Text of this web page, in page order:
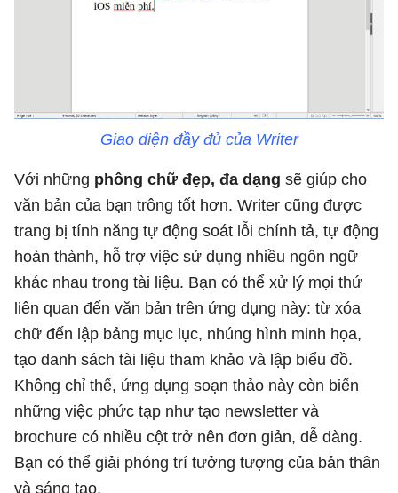
Giao diện đầy đủ của Writer
Với những phông chữ đẹp, đa dạng sẽ giúp cho
văn bản của bạn trông tốt hơn. Writer cũng được
trang bị tính năng tự động soát lỗi chính tả, tự động
hoàn thành, hỗ trợ việc sử dụng nhiều ngôn ngữ
khác nhau trong tài liệu. Bạn có thể xử lý mọi thứ
liên quan đến văn bản trên ứng dụng này: từ xóa
chữ đến lập bảng mục lục, nhúng hình minh họa,
tạo danh sách tài liệu tham khảo và lập biểu đồ.
Không chỉ thế, ứng dụng soạn thảo này còn biến
những việc phức tạp như tạo newsletter và
brochure có nhiều cột trở nên đơn giản, dễ dàng.
Bạn có thể giải phóng trí tưởng tượng của bản thân
và sáng tạo.